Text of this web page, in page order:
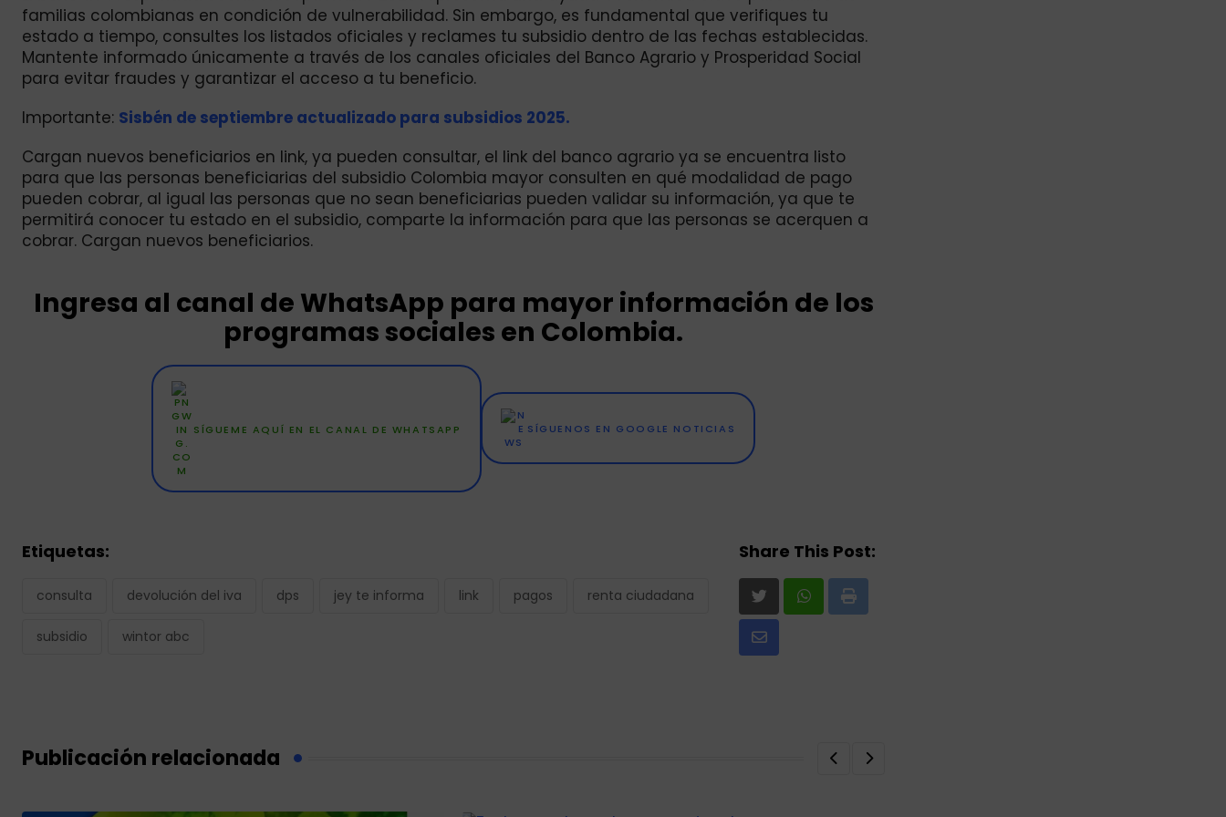
familias colombianas en condición de vulnerabilidad. Sin embargo, es fundamental que verifiques tu
estado a tiempo, consultes los listados oficiales y reclames tu subsidio dentro de las fechas establecidas.
Mantente informado únicamente a través de los canales oficiales del Banco Agrario y Prosperidad Social
para evitar fraudes y garantizar el acceso a tu beneficio.
Importante: Sisbén de septiembre actualizado para subsidios 2025.
Cargan nuevos beneficiarios en link, ya pueden consultar, el link del banco agrario ya se encuentra listo
para que las personas beneficiarias del subsidio Colombia mayor consulten en qué modalidad de pago
pueden cobrar, al igual las personas que no sean beneficiarias pueden validar su información, ya que te
permitirá conocer tu estado en el subsidio, comparte la información para que las personas se acerquen a
cobrar. Cargan nuevos beneficiarios.
Ingresa al canal de WhatsApp para mayor información de los
programas sociales en Colombia.
SÍGUEME AQUÍ EN EL CANAL DE WHATSAPP SÍGUENOS EN GOOGLE NOTICIAS
Etiquetas:
consulta devolución del iva dps jey te informa link pagos renta ciudadana
subsidio wintor abc
Share This Post:
Print
Share
Publicación relacionada